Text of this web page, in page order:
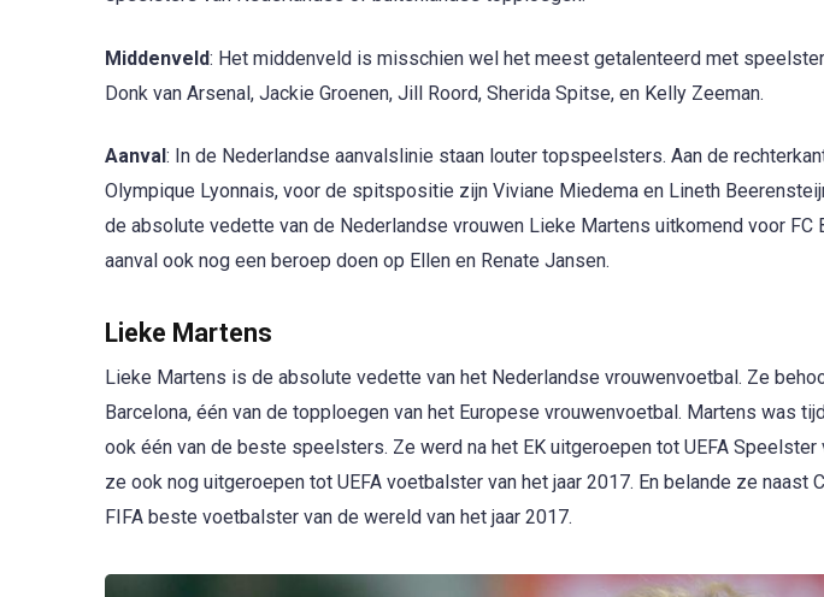
Middenveld: Het middenveld is misschien wel het meest getalenteerd met
Donk van Arsenal, Jackie Groenen, Jill Roord, Sherida Spitse, en Kelly Zeeman.
Aanval: In de Nederlandse aanvalslinie staan louter topspeelsters. Aan de
Olympique Lyonnais, voor de spitspositie zijn Viviane Miedema en Lineth
de absolute vedette van de Nederlandse vrouwen Lieke Martens uitkomend voor FC
aanval ook nog een beroep doen op Ellen en Renate Jansen.
Lieke Martens
Lieke Martens is de absolute vedette van het Nederlandse vrouwenvoetbal. Ze
Barcelona, één van de topploegen van het Europese vrouwenvoetbal. Martens was
ook één van de beste speelsters. Ze werd na het EK uitgeroepen tot UEFA
ze ook nog uitgeroepen tot UEFA voetbalster van het jaar 2017. En belande ze naast
FIFA beste voetbalster van de wereld van het jaar 2017.